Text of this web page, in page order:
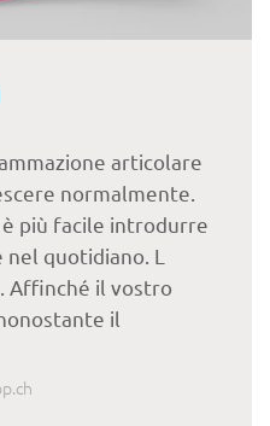
articolare
normalmente.
più facile introdurre
quotidiano. L
Affinché il vostro
il